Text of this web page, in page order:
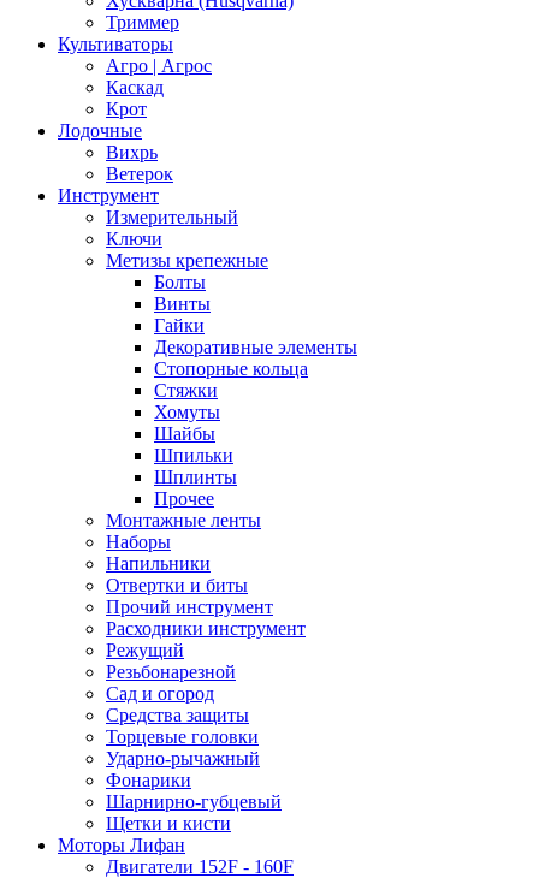
Триммер
Культиваторы
Агро | Агрос
Каскад
Крот
Лодочные
Вихрь
Ветерок
Инструмент
Измерительный
Ключи
Метизы крепежные
Болты
Винты
Гайки
Декоративные элементы
Стопорные кольца
Стяжки
Хомуты
Шайбы
Шпильки
Шплинты
Прочее
Монтажные ленты
Наборы
Напильники
Отвертки и биты
Прочий инструмент
Расходники инструмент
Режущий
Резьбонарезной
Сад и огород
Средства защиты
Торцевые головки
Ударно-рычажный
Фонарики
Шарнирно-губцевый
Щетки и кисти
Моторы Лифан
Двигатели 152F - 160F